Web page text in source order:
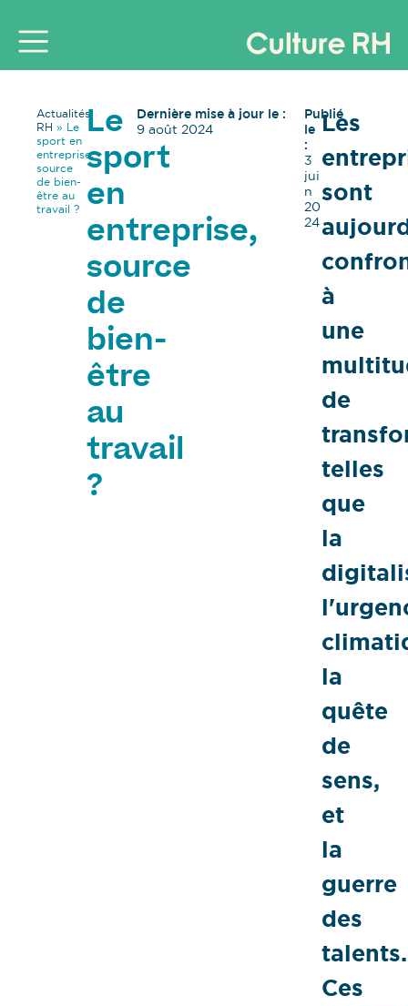
Actualités
RH » Le
sport en
entreprise,
source
de bien-
être au
travail ?
Le
sport
en
entreprise,
source
de
bien-
être
au
travail
?
Dernière mise à jour le :
9 août 2024
Publié
le
:
3
jui
n
20
24
Les
sont
à
une
de
telles
que
la
la
quête
de
sens,
et
la
guerre
des
talents.
Ces